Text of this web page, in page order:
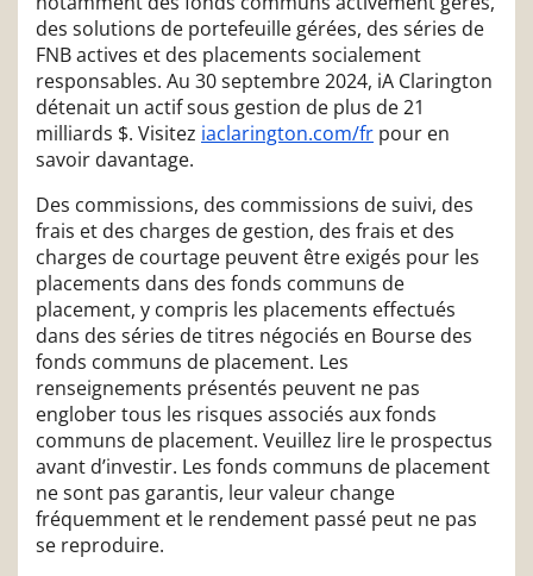
des solutions de portefeuille gérées, des séries de
FNB actives et des placements socialement
responsables. Au 30 septembre 2024, iA Clarington
détenait un actif sous gestion de plus de 21
milliards $. Visitez iaclarington.com/fr pour en
savoir davantage.
Des commissions, des commissions de suivi, des
frais et des charges de gestion, des frais et des
charges de courtage peuvent être exigés pour les
placements dans des fonds communs de
placement, y compris les placements effectués
dans des séries de titres négociés en Bourse des
fonds communs de placement. Les
renseignements présentés peuvent ne pas
englober tous les risques associés aux fonds
communs de placement. Veuillez lire le prospectus
avant d’investir. Les fonds communs de placement
ne sont pas garantis, leur valeur change
fréquemment et le rendement passé peut ne pas
se reproduire.